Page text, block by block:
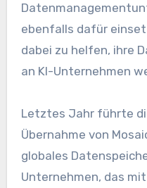
ebenfalls dafür
dabei zu helfen, ihre
an KI-Unternehmen
Letztes Jahr führte
Übernahme von
globales
Unternehmen, das